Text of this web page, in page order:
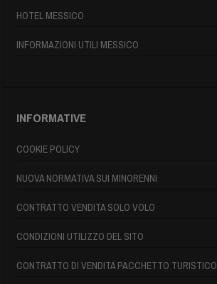
HOTEL MESSICO
INFORMAZIONI UTILI MESSICO
INFORMATIVE
COOKIE POLICY
NUOVA NORMATIVA SUI MINORENNI
CONTRATTO VENDITA SOLO VOLO
CONDIZIONI UTILIZZO DEL SITO
CONTRATTO DI VENDITA PACCHETTO TURISTICO